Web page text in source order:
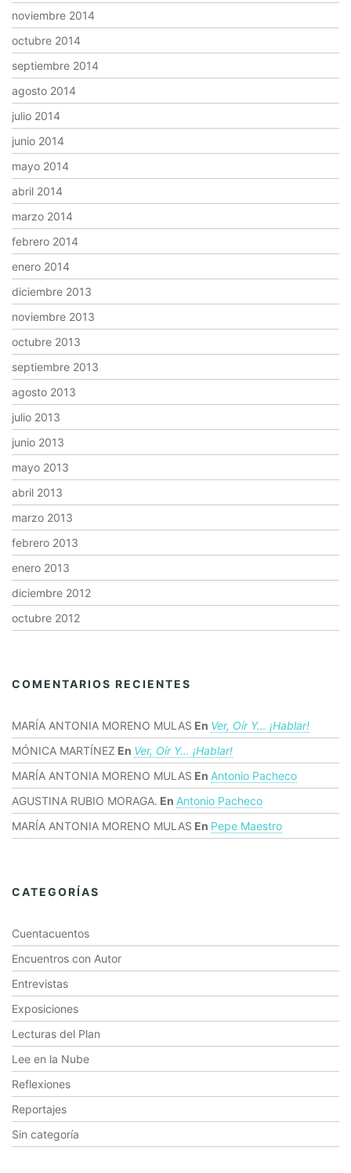
noviembre 2014
octubre 2014
septiembre 2014
agosto 2014
julio 2014
junio 2014
mayo 2014
abril 2014
marzo 2014
febrero 2014
enero 2014
diciembre 2013
noviembre 2013
octubre 2013
septiembre 2013
agosto 2013
julio 2013
junio 2013
mayo 2013
abril 2013
marzo 2013
febrero 2013
enero 2013
diciembre 2012
octubre 2012
COMENTARIOS RECIENTES
MARÍA ANTONIA MORENO MULAS En Ver, Oír Y… ¡hablar!
MÓNICA MARTÍNEZ En Ver, Oír Y… ¡hablar!
MARÍA ANTONIA MORENO MULAS En Antonio Pacheco
AGUSTINA RUBIO MORAGA. En Antonio Pacheco
MARÍA ANTONIA MORENO MULAS En Pepe Maestro
CATEGORÍAS
Cuentacuentos
Encuentros con Autor
Entrevistas
Exposiciones
Lecturas del Plan
Lee en la Nube
Reflexiones
Reportajes
Sin categoría